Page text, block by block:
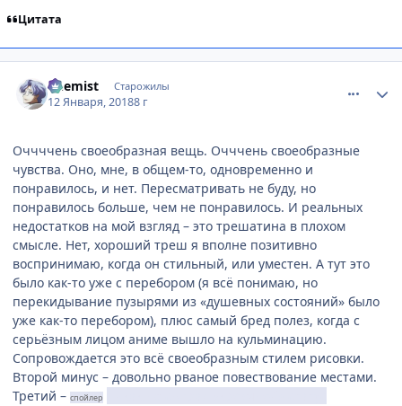
Цитата
Chemist Старожилы
12 Января, 20188 г
Оччччень своеобразная вещь. Очччень своеобразные
чувства. Оно, мне, в общем-то, одновременно и
понравилось, и нет. Пересматривать не буду, но
понравилось больше, чем не понравилось. И реальных
недостатков на мой взгляд – это трешатина в плохом
смысле. Нет, хороший треш я вполне позитивно
воспринимаю, когда он стильный, или уместен. А тут это
было как-то уже с перебором (я всё понимаю, но
перекидывание пузырями из «душевных состояний» было
уже как-то перебором), плюс самый бред полез, когда с
серьёзным лицом аниме вышло на кульминацию.
Сопровождается это всё своеобразным стилем рисовки.
Второй минус – довольно рваное повествование местами.
Третий – спойлер